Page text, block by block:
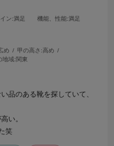
ン:満足 機能、性能:満足
め 甲の高さ:高め
地域:関東
品のある靴を探していて、
い。
笑